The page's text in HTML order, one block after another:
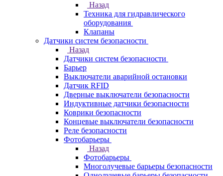
Назад
Техника для гидравлического
оборудования
Клапаны
Датчики систем безопасности
Назад
Датчики систем безопасности
Барьер
Выключатели аварийной остановки
Датчик RFID
Дверные выключатели безопасности
Индуктивные датчики безопасности
Коврики безопасности
Концевые выключатели безопасности
Реле безопасности
Фотобарьеры
Назад
Фотобарьеры
Многолучевые барьеры безопасности